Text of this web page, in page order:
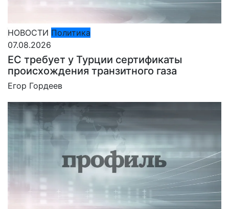
НОВОСТИ Политика
07.08.2026
ЕС требует у Турции сертификаты
происхождения транзитного газа
Егор Гордеев